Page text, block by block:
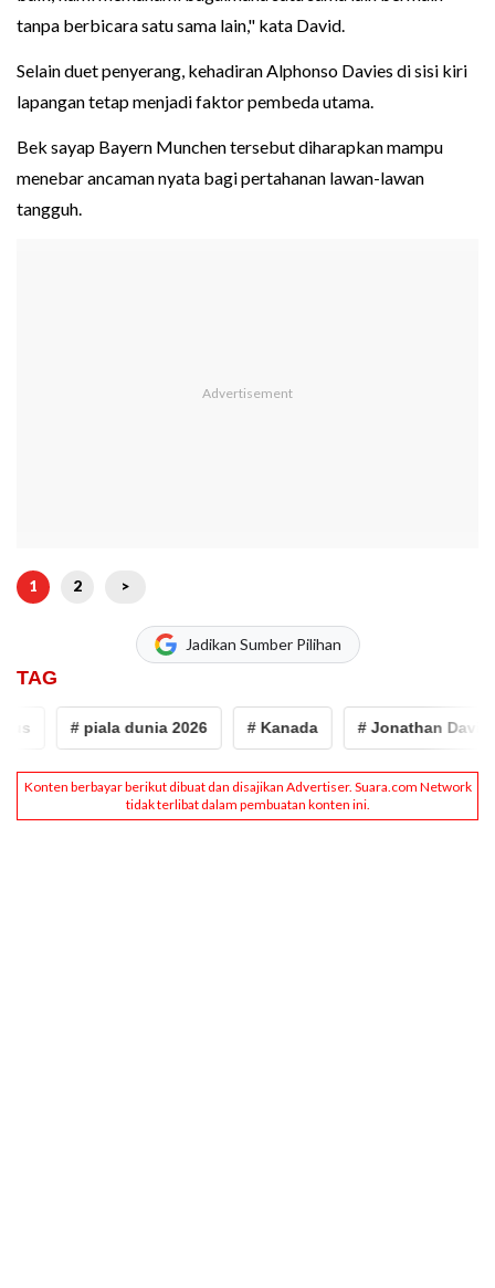
tanpa berbicara satu sama lain," kata David.
Selain duet penyerang, kehadiran Alphonso Davies di sisi kiri
lapangan tetap menjadi faktor pembeda utama.
Bek sayap Bayern Munchen tersebut diharapkan mampu
menebar ancaman nyata bagi pertahanan lawan-lawan
tangguh.
1 2 >
Jadikan Sumber Pilihan
TAG
# piala dunia 2026 # Kanada # Jonathan David